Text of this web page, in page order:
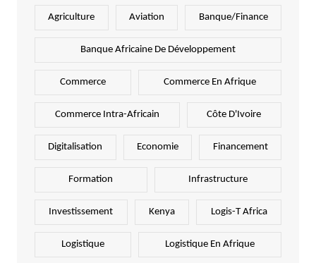
Agriculture Aviation Banque/Finance
Banque Africaine De Développement
Commerce Commerce En Afrique
Commerce Intra-Africain Côte D'Ivoire
Digitalisation Economie Financement
Formation Infrastructure
Investissement Kenya Logis-T Africa
Logistique Logistique En Afrique